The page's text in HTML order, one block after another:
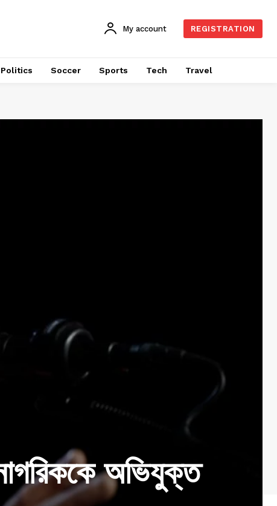
My account REGISTRATION
Politics Soccer Sports Tech Travel
অভিযুক্ত